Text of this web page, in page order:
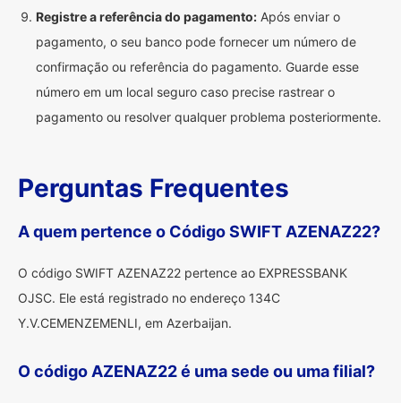
Registre a referência do pagamento: Após enviar o
pagamento, o seu banco pode fornecer um número de
confirmação ou referência do pagamento. Guarde esse
número em um local seguro caso precise rastrear o
pagamento ou resolver qualquer problema posteriormente.
Perguntas Frequentes
A quem pertence o Código SWIFT AZENAZ22?
O código SWIFT AZENAZ22 pertence ao EXPRESSBANK
OJSC. Ele está registrado no endereço 134C
Y.V.CEMENZEMENLI, em Azerbaijan.
O código AZENAZ22 é uma sede ou uma filial?